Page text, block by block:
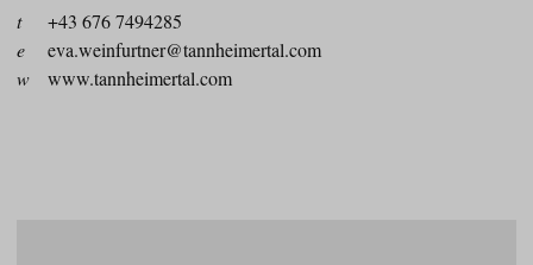
t
+43 676 7494285
e
eva.weinfurtner@tannheimertal.com
w
www.tannheimertal.com